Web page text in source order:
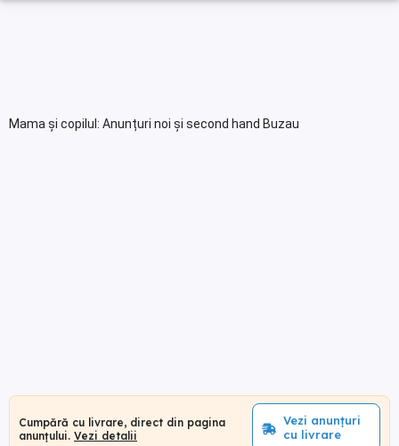
Mama și copilul: Anunțuri noi și second hand Buzau
Cumpără cu livrare, direct din pagina
anunțului. Vezi detalii
Vezi anunțuri
cu livrare